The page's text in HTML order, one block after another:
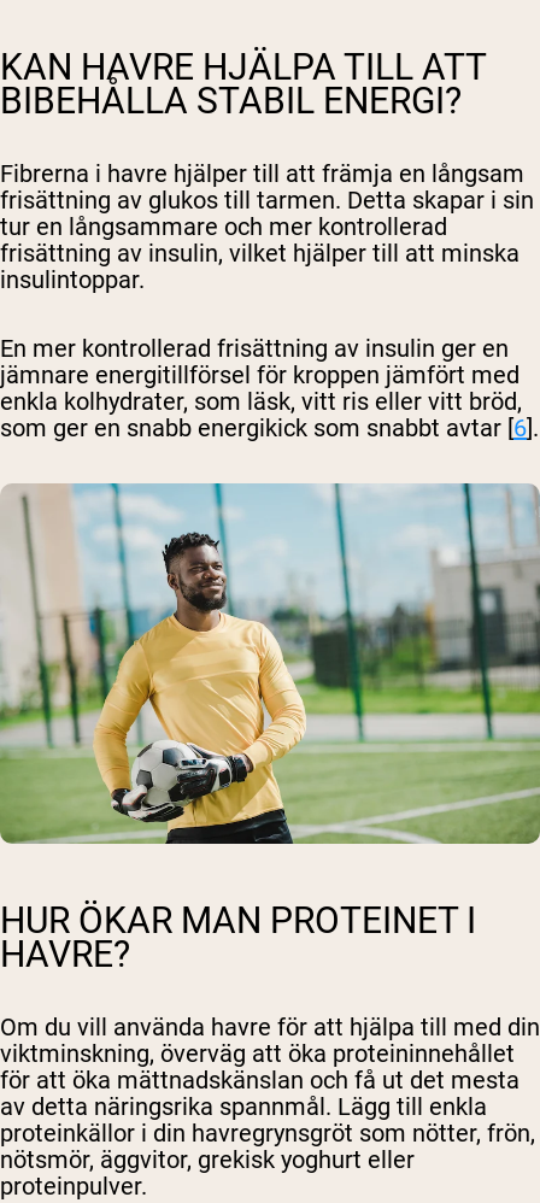
KAN HAVRE HJÄLPA TILL ATT
BIBEHÅLLA STABIL ENERGI?
Fibrerna i havre hjälper till att främja en långsam
frisättning av glukos till tarmen. Detta skapar i sin
tur en långsammare och mer kontrollerad
frisättning av insulin, vilket hjälper till att minska
insulintoppar.
En mer kontrollerad frisättning av insulin ger en
jämnare energitillförsel för kroppen jämfört med
enkla kolhydrater, som läsk, vitt ris eller vitt bröd,
som ger en snabb energikick som snabbt avtar [6].
HUR ÖKAR MAN PROTEINET I
HAVRE?
Om du vill använda havre för att hjälpa till med din
viktminskning, överväg att öka proteininnehållet
för att öka mättnadskänslan och få ut det mesta
av detta näringsrika spannmål. Lägg till enkla
proteinkällor i din havregrynsgröt som nötter, frön,
nötsmör, äggvitor, grekisk yoghurt eller
proteinpulver.
Shipping Country: Language:
Handla Nu